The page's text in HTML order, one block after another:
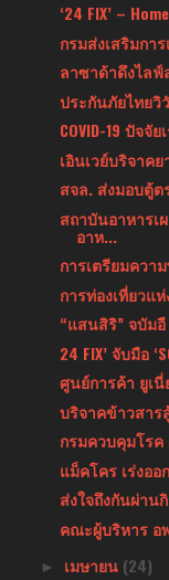
‘24 FIX’ –
กรมส่งเสริมกา
ลาซาด้าดึงไลฟ์
ประกันภัยไทยวิ
COVID-19 ปัจจั
เอินเวย์บริจาค
สจล. ส่งมอบตู้ต
สถาบันอาหารเ
อาห...
การเตรียมควา
การท่องเที่ยวแ
“แสนสิริ” จบัมอื
24 FIX’ จับมือ
ศูนย์การค้า ยูเ
บริจาคข้าวสาร
กรมควบคุมโรค
แม็คโคร เร่งอ
ส่งใจถึงกันผ่าน
คณะผู้บริหาร อ
► เมษายน (24)